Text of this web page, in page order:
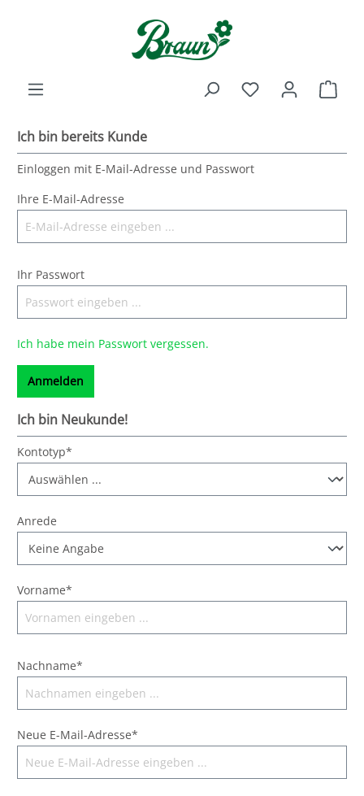
Ich bin bereits Kunde
Einloggen mit E-Mail-Adresse und Passwort
Ihre E-Mail-Adresse
Ihr Passwort
Ich habe mein Passwort vergessen.
Anmelden
Ich bin Neukunde!
Kontotyp*
Anrede
Vorname*
Nachname*
Neue E-Mail-Adresse*